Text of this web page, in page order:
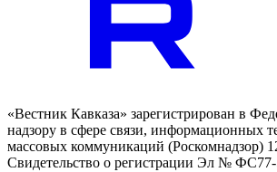
«Вестник Кавказа» зарегистрирован в
надзору в сфере связи, информационных
массовых коммуникаций (Роскомнадзор)
Свидетельство о регистрации Эл №